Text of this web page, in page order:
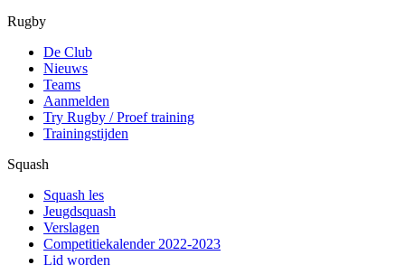
Rugby
De Club
Nieuws
Teams
Aanmelden
Try Rugby / Proef training
Trainingstijden
Squash
Squash les
Jeugdsquash
Verslagen
Competitiekalender 2022-2023
Lid worden